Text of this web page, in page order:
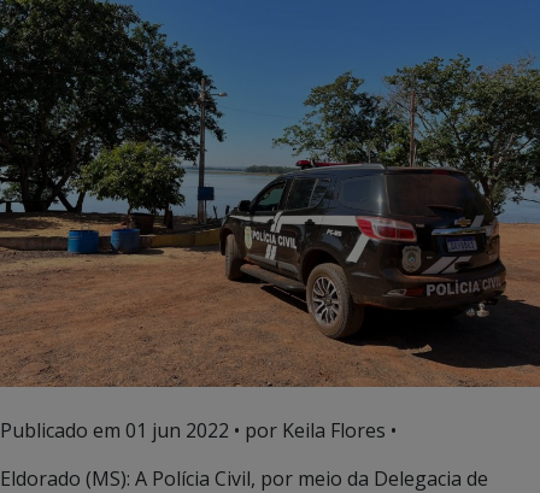
Publicado em 01 jun 2022 • por Keila Flores •
Eldorado (MS): A Polícia Civil, por meio da Delegacia de